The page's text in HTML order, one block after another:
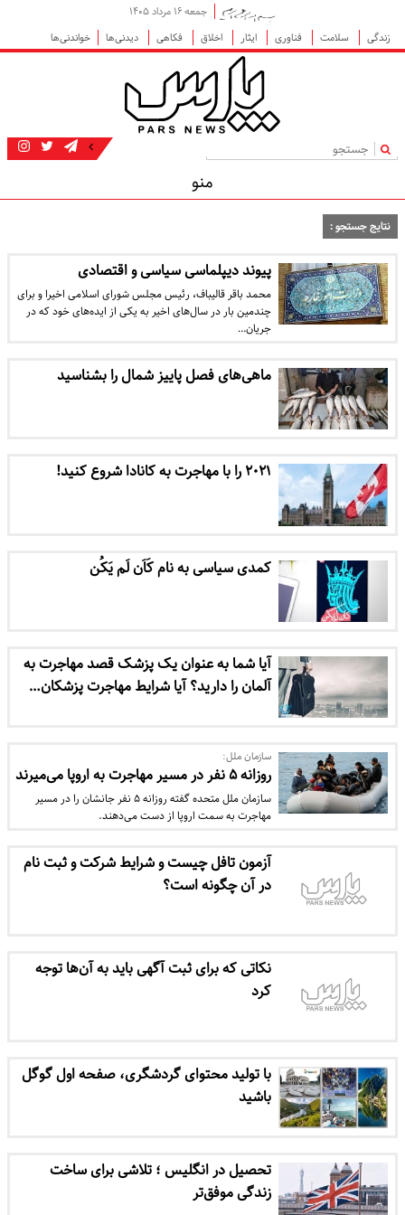
جمعه ۱۶ مرداد ۱۴۰۵
زندگی
سلامت فناوری ایثار اخلاق فکاهی دیدنی‌ها خواندنی‌ها
|
منو
نتایج جستجو :
پیوند دیپلماسی سیاسی و اقتصادی
محمد باقر قالیباف، رئیس مجلس شورای اسلامی اخیرا و برای
چندمین بار در سال‌های اخیر به یکی از ایده‌های خود که در
جریان…
ماهی‌های فصل پاییز شمال را بشناسید
۲۰۲۱ را با مهاجرت به کانادا شروع کنید!
کمدی سیاسی به نام کَاَن لَم یَکُن
آیا شما به عنوان یک پزشک قصد مهاجرت به
آلمان را دارید؟ آیا شرایط مهاجرت پزشکان…
سازمان ملل:
روزانه ۵ نفر در مسیر مهاجرت به اروپا می‌میرند
سازمان ملل متحده گفته روزانه ۵ نفر جانشان را در مسیر
مهاجرت به سمت اروپا از دست می‌دهند.
آزمون تافل چیست و شرایط شرکت و ثبت نام
در آن چگونه است؟
نکاتی که برای ثبت آگهی باید به آن‌ها توجه
کرد
با تولید محتوای گردشگری، صفحه اول گوگل
باشید
تحصیل در انگلیس ؛ تلاشی برای ساخت
زندگی موفق‌تر